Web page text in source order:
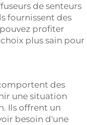
de senteurs
fournissent des
pouvez profiter
plus sain pour
des
une situation
Ils offrent un
besoin d'une